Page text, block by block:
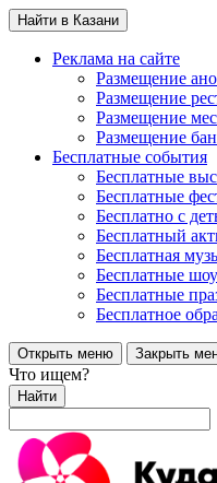
Найти в Казани
Реклама на сайте
Размещение
Размещение
Размещение
Размещение
Бесплатные события
Бесплатные
Бесплатные
Бесплатно с
Бесплатный
Бесплатная
Бесплатные
Бесплатные
Бесплатное
Открыть меню Закрыть
Что ищем?
Найти